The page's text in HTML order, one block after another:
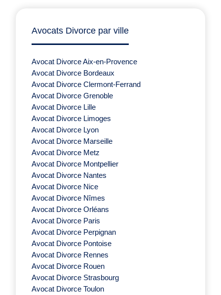
Avocats Divorce par ville
Avocat Divorce Aix-en-Provence
Avocat Divorce Bordeaux
Avocat Divorce Clermont-Ferrand
Avocat Divorce Grenoble
Avocat Divorce Lille
Avocat Divorce Limoges
Avocat Divorce Lyon
Avocat Divorce Marseille
Avocat Divorce Metz
Avocat Divorce Montpellier
Avocat Divorce Nantes
Avocat Divorce Nice
Avocat Divorce Nîmes
Avocat Divorce Orléans
Avocat Divorce Paris
Avocat Divorce Perpignan
Avocat Divorce Pontoise
Avocat Divorce Rennes
Avocat Divorce Rouen
Avocat Divorce Strasbourg
Avocat Divorce Toulon